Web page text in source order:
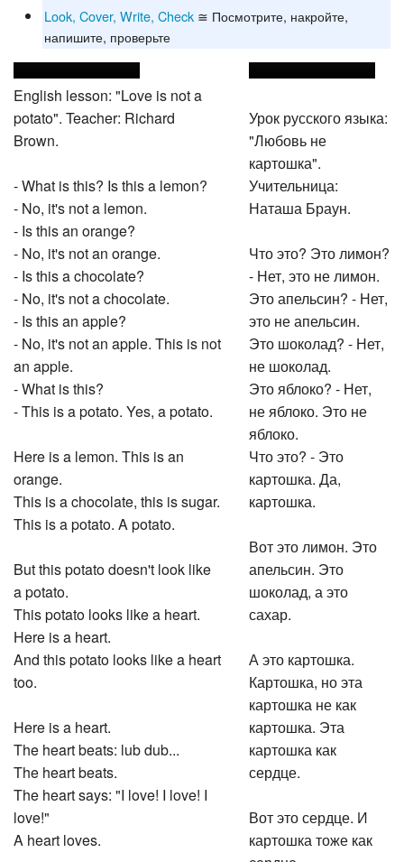
Look, Cover, Write, Check ≅ Посмотрите, накройте,
напишите, проверьте
English lesson: "Love is not a
potato". Teacher: Richard
Brown.
- What is this? Is this a lemon?
- No, it's not a lemon.
- Is this an orange?
- No, it's not an orange.
- Is this a chocolate?
- No, it's not a chocolate.
- Is this an apple?
- No, it's not an apple. This is not
an apple.
- What is this?
- This is a potato. Yes, a potato.
Here is a lemon. This is an
orange.
This is a chocolate, this is sugar.
This is a potato. A potato.
But this potato doesn't look like
a potato.
This potato looks like a heart.
Here is a heart.
And this potato looks like a heart
too.
Here is a heart.
The heart beats: lub dub...
The heart beats.
The heart says: "I love! I love! I
love!"
A heart loves.
Урок русского языка:
"Любовь не
картошка".
Учительница:
Наташа Браун.
Что это? Это лимон?
- Нет, это не лимон.
Это апельсин? - Нет,
это не апельсин.
Это шоколад? - Нет,
не шоколад.
Это яблоко? - Нет,
не яблоко. Это не
яблоко.
Что это? - Это
картошка. Да,
картошка.
Вот это лимон. Это
апельсин. Это
шоколад, а это
сахар.
А это картошка.
Картошка, но эта
картошка не как
картошка. Эта
картошка как
сердце.
Вот это сердце. И
картошка тоже как